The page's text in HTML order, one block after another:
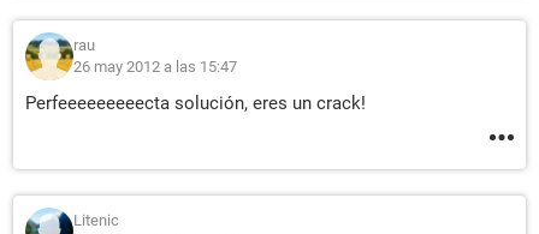
rau
26 may 2012 a las 15:47
Perfeeeeeeeeecta solución, eres un crack!
Litenic